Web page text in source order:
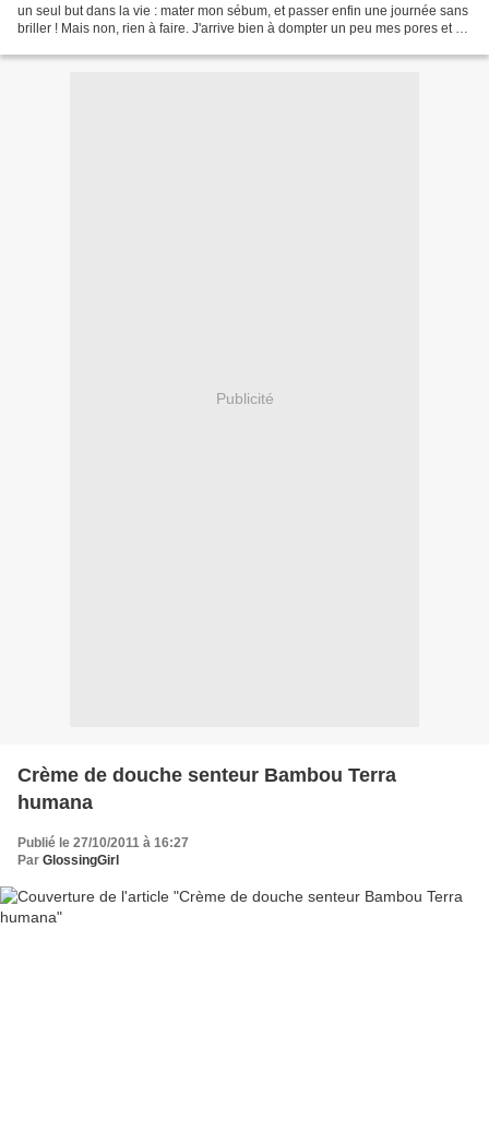
un seul but dans la vie : mater mon sébum, et passer enfin une journée sans
briller ! Mais non, rien à faire. J'arrive bien à dompter un peu mes pores et à
Publicité
Crème de douche senteur Bambou Terra
humana
Publié le 27/10/2011 à 16:27
Par GlossingGirl